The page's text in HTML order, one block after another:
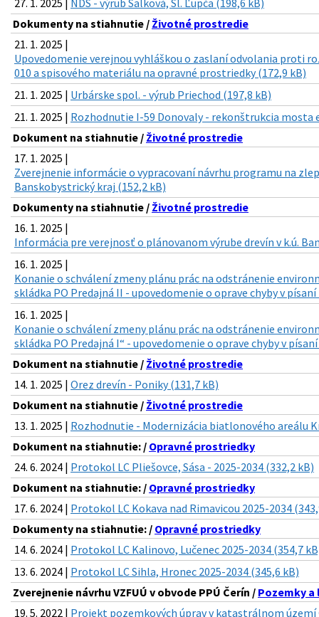
Dokumenty na stiahnutie / Životné prostredie
21. 1. 2025 |
Upovedomenie verejnou vyhláškou o zaslaní odvolania proti
010 a spisového materiálu na opravné prostriedky (172,9 kB)
21. 1. 2025 | Urbárske spol. - výrub Priechod (197,8 kB)
21. 1. 2025 | Rozhodnutie I-59 Donovaly - rekonštrukcia mosta
Dokument na stiahnutie / Životné prostredie
17. 1. 2025 |
Zverejnenie informácie o vypracovaní návrhu programu na
Banskobystrický kraj (152,2 kB)
Dokumenty na stiahnutie / Životné prostredie
16. 1. 2025 |
Informácia pre verejnosť o plánovanom výrube drevín v k.ú.
16. 1. 2025 |
Konanie o schválení zmeny plánu prác na odstránenie
skládka PO Predajná II - upovedomenie o oprave chyby v písaní
16. 1. 2025 |
Konanie o schválení zmeny plánu prác na odstránenie
skládka PO Predajná I“ - upovedomenie o oprave chyby v
Dokument na stiahnutie / Životné prostredie
14. 1. 2025 | Orez drevín - Poniky (131,7 kB)
Dokument na stiahnutie / Životné prostredie
13. 1. 2025 | Rozhodnutie - Modernizácia biatlonového areálu
Dokument na stiahnutie: / Opravné prostriedky
24. 6. 2024 | Protokol LC Pliešovce, Sása - 2025-2034 (332,2 kB)
Dokument na stiahnutie: / Opravné prostriedky
17. 6. 2024 | Protokol LC Kokava nad Rimavicou 2025-2034
Dokumenty na stiahnutie: / Opravné prostriedky
14. 6. 2024 | Protokol LC Kalinovo, Lučenec 2025-2034 (354,7
13. 6. 2024 | Protokol LC Sihla, Hronec 2025-2034 (345,6 kB)
Zverejnenie návrhu VZFUÚ v obvode PPÚ Čerín / Pozemky a
19. 5. 2022 | Projekt pozemkových úprav v katastrálnom území